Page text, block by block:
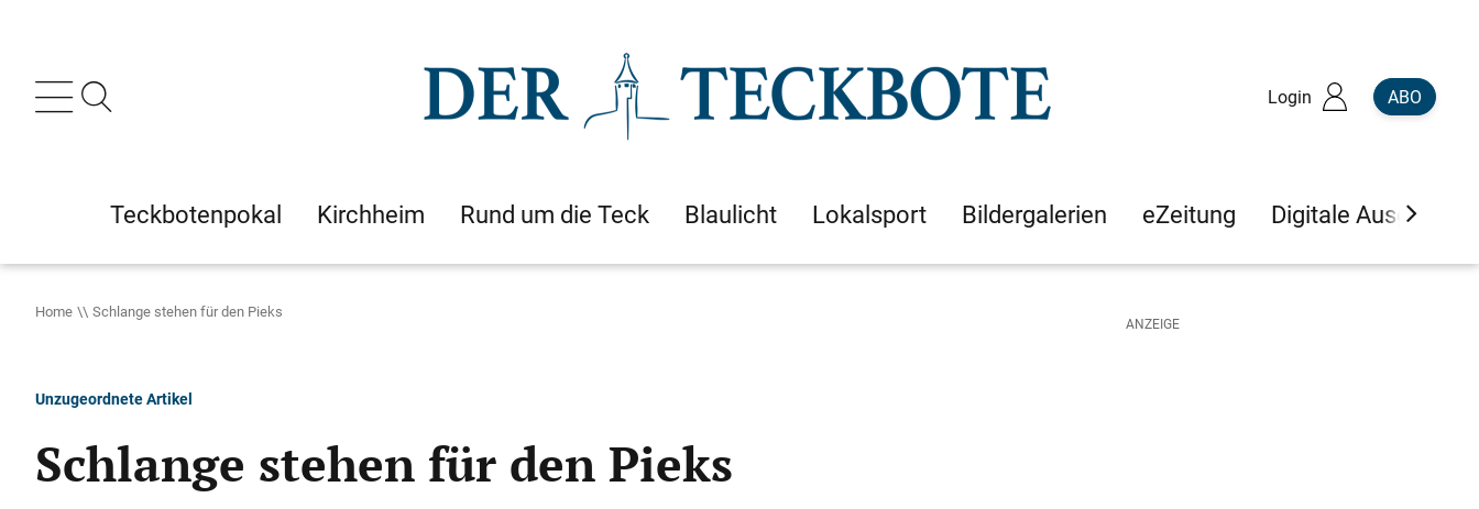
Login ABO
Teckbotenpokal Kirchheim Rund um die Teck Blaulicht Lokalsport Bildergalerien eZeitung Digitale Ausgaben
Home Schlange stehen für den Pieks
Unzugeordnete Artikel
Schlange stehen für den Pieks